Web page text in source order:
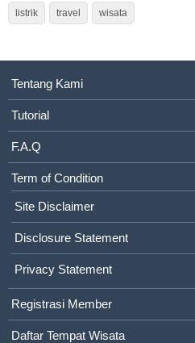
listrik travel wisata
Tentang Kami
Tutorial
F.A.Q
Term of Condition
Site Disclaimer
Disclosure Statement
Privacy Statement
Registrasi Member
Daftar Tempat Wisata